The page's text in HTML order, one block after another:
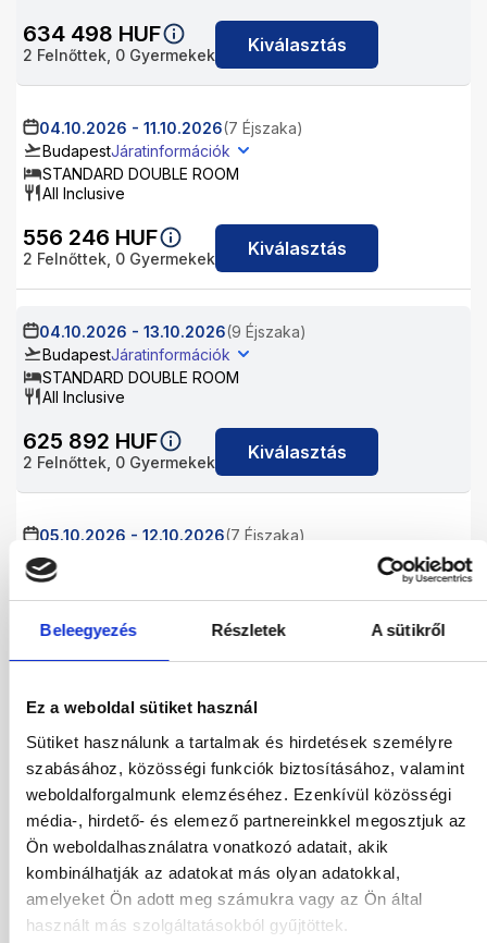
Beleegyezés Részletek A sütikről
Ez a weboldal sütiket használ
Sütiket használunk a tartalmak és hirdetések személyre
szabásához, közösségi funkciók biztosításához, valamint
weboldalforgalmunk elemzéséhez. Ezenkívül közösségi
média-, hirdető- és elemező partnereinkkel megosztjuk az
Ön weboldalhasználatra vonatkozó adatait, akik
kombinálhatják az adatokat más olyan adatokkal,
amelyeket Ön adott meg számukra vagy az Ön által
használt más szolgáltatásokból gyűjtöttek.
634 498 HUF
2 Felnőttek, 0 Gyermekek Kiválasztás
04.10.2026 - 11.10.2026(7 Éjszaka)
BudapestJáratinformációk
STANDARD DOUBLE ROOM
All Inclusive
556 246 HUF
2 Felnőttek, 0 Gyermekek Kiválasztás
04.10.2026 - 13.10.2026(9 Éjszaka)
BudapestJáratinformációk
STANDARD DOUBLE ROOM
All Inclusive
625 892 HUF
2 Felnőttek, 0 Gyermekek Kiválasztás
05.10.2026 - 12.10.2026(7 Éjszaka)
Budapest
STANDARD DOUBLE ROOM
All Inclusive
547 640HUF
2Felnőttek,0 Gyermekek Kiválasztás
05.10.2026- 14.10.2026(9 Éjszaka)
BudapestJáratinformációk
STANDARD DOUBLE ROOM
All Inclusive
660 312HUF
2Felnőttek,0 Gyermekek Kiválasztás